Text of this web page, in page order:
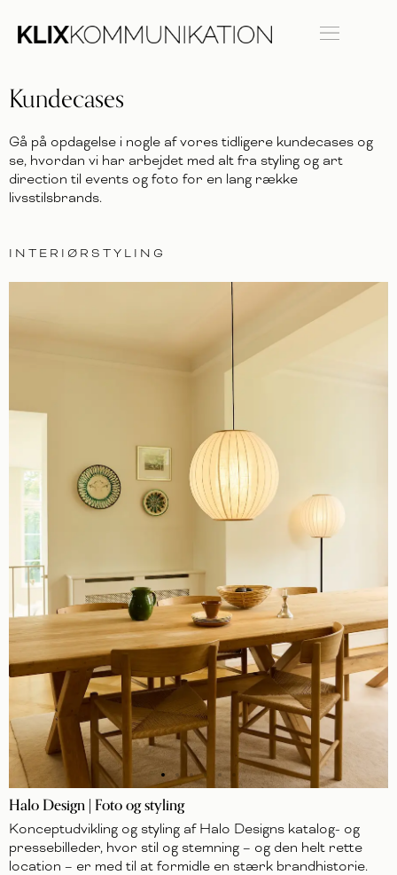
Kundecases
Gå på opdagelse i nogle af vores tidligere kundecases og
se, hvordan vi har arbejdet med alt fra styling og art
direction til events og foto for en lang række
livsstilsbrands.
INTERIØRSTYLING
Halo Design | Foto og styling
Konceptudvikling og styling af Halo Designs katalog- og
pressebilleder, hvor stil og stemning – og den helt rette
location – er med til at formidle en stærk brandhistorie.